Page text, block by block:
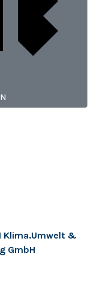
Klima.Umwelt &
GmbH